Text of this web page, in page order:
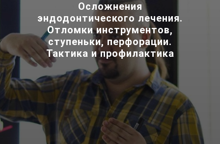
Осложнения
эндодонтического лечения.
Отломки инструментов,
ступеньки, перфорации.
Тактика и профилактика